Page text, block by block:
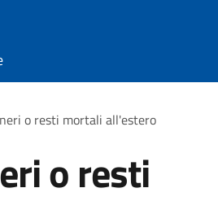
o resti mortali all'estero
o resti